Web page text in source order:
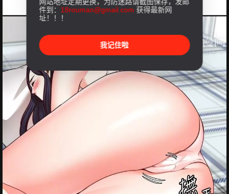
件到： 18rouman@gmail.com 获得最新网
址！！！
我记住啦